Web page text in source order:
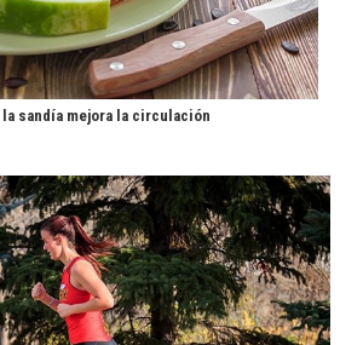
sandía mejora la circulación